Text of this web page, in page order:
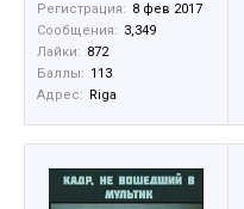
Регистрация: 8 фев 2017
Сообщения: 3,349
Лайки: 872
Баллы: 113
Адрес:
Riga